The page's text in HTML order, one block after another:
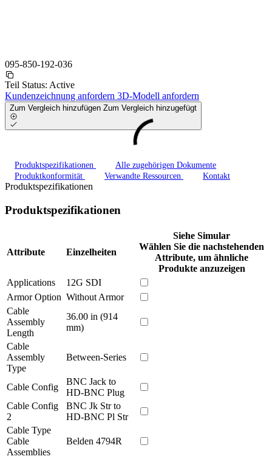
095-850-192-036
Teil Status: Active
Kundenzeichnung anfordern 3D-Modell anfordern
Zum Vergleich hinzufügen Zum Vergleich hinzugefügt
Produktspezifikationen
Alle zugehörigen Dokumente
Produktkonformität
Verwandte Ressourcen Kontakt
Produktspezifikationen
Produktspezifikationen
Attribute Einzelheiten
Siehe Simular
Wählen Sie die nachstehenden
Attribute, um ähnliche
Produkte anzuzeigen
Applications
12G SDI
Armor Option Without Armor
Cable
Assembly
Length
36.00 in (914
mm)
Cable
Assembly
Type
Between-Series
Cable Config
BNC Jack to
HD-BNC Plug
Cable Config
2
BNC Jk Str to
HD-BNC Pl Str
Cable Type
Cable
Assemblies
Belden 4794R